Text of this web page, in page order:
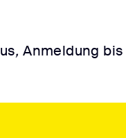
,Anmeldung